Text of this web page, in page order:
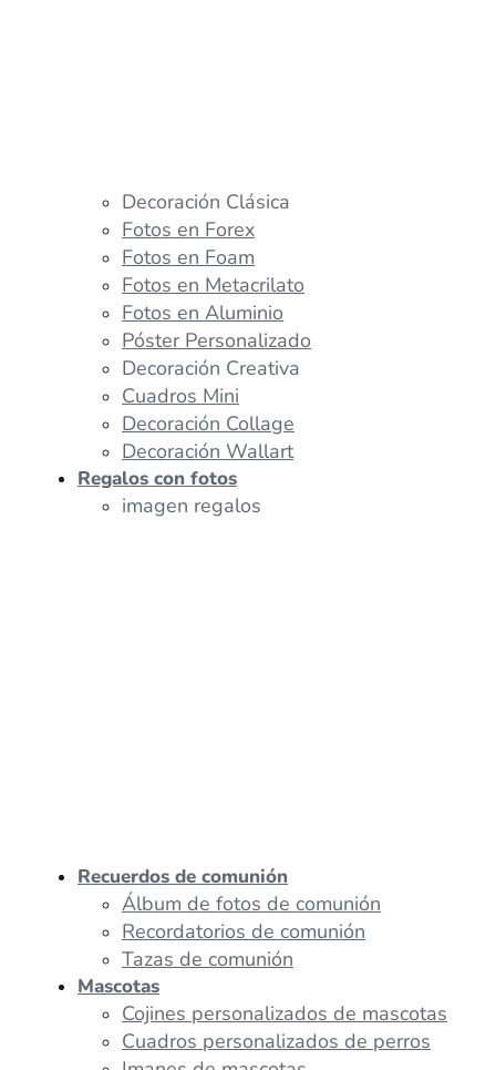
Decoración Clásica
Fotos en Forex
Fotos en Foam
Fotos en Metacrilato
Fotos en Aluminio
Póster Personalizado
Decoración Creativa
Cuadros Mini
Decoración Collage
Decoración Wallart
Regalos con fotos
imagen regalos
Recuerdos de comunión
Álbum de fotos de comunión
Recordatorios de comunión
Tazas de comunión
Mascotas
Cojines personalizados de mascotas
Cuadros personalizados de perros